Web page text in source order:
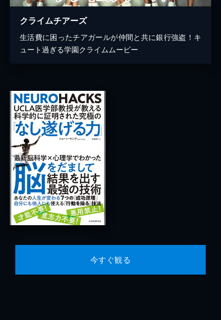
クライムチアーズ
生活費に困ったチアガールが仲間と共に銀行強盗！キ
ュート過ぎる学園クライムムービー
今すぐ観る